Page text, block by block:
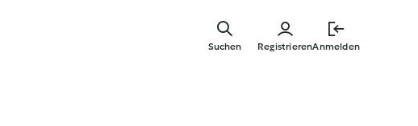
RegistrierenAnmelden
Suchen